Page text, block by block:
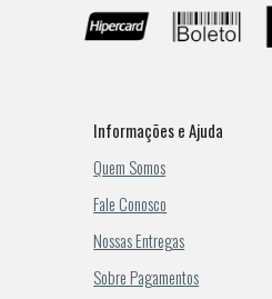
Informações e Ajuda
Quem Somos
Fale Conosco
Nossas Entregas
Sobre Pagamentos